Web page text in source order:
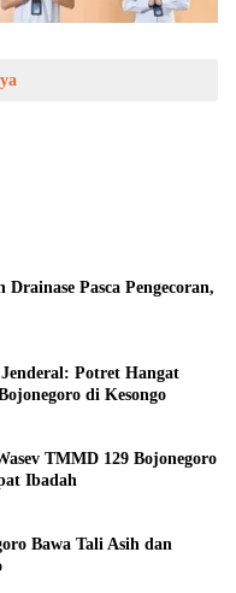
Pasca Pengecoran,
Potret Hangat
di Kesongo
TMMD 129 Bojonegoro
Ibadah
Bawa Tali Asih dan